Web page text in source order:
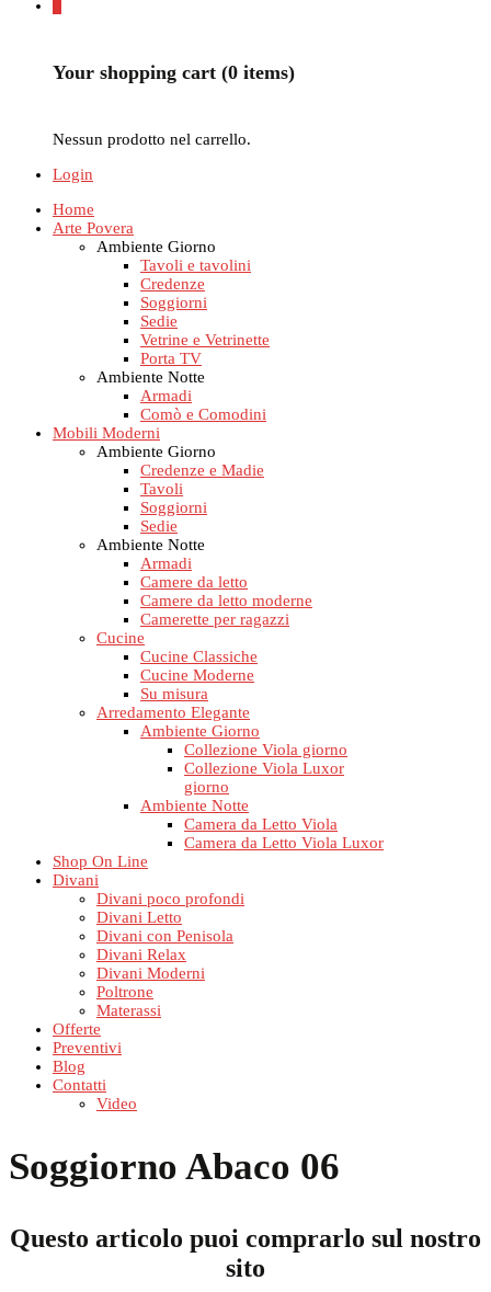
Your shopping cart (0 items)
Nessun prodotto nel carrello.
Login
Home
Arte Povera
Ambiente Giorno
Tavoli e tavolini
Credenze
Soggiorni
Sedie
Vetrine e Vetrinette
Porta TV
Ambiente Notte
Armadi
Comò e Comodini
Mobili Moderni
Ambiente Giorno
Credenze e Madie
Tavoli
Soggiorni
Sedie
Ambiente Notte
Armadi
Camere da letto
Camere da letto moderne
Camerette per ragazzi
Cucine
Cucine Classiche
Cucine Moderne
Su misura
Arredamento Elegante
Ambiente Giorno
Collezione Viola giorno
Collezione Viola Luxor
giorno
Ambiente Notte
Camera da Letto Viola
Camera da Letto Viola Luxor
Shop On Line
Divani
Divani poco profondi
Divani Letto
Divani con Penisola
Divani Relax
Divani Moderni
Poltrone
Materassi
Offerte
Preventivi
Blog
Contatti
Video
Soggiorno Abaco 06
Questo articolo puoi comprarlo sul nostro
sito